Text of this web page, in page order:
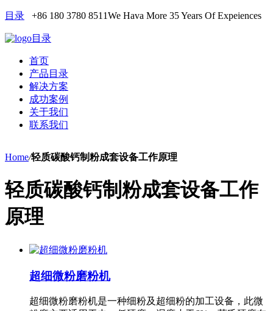
目录 +86 180 3780 8511We Hava More 35 Years Of Expeiences
目录
首页
产品目录
解决方案
成功案例
关于我们
联系我们
Home/轻质碳酸钙制粉成套设备工作原理
轻质碳酸钙制粉成套设备工作
原理
超细微粉磨粉机
超细微粉磨粉机是一种细粉及超细粉的加工设备，此微